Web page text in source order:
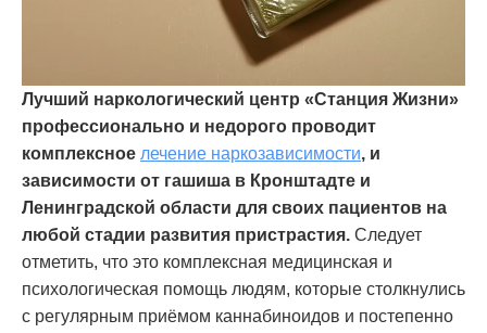
Лучший наркологический центр «Станция Жизни»
профессионально и недорого проводит
комплексное лечение наркозависимости, и
зависимости от гашиша в Кронштадте и
Ленинградской области для своих пациентов на
любой стадии развития пристрастия. Следует
отметить, что это комплексная медицинская и
психологическая помощь людям, которые столкнулись
с регулярным приёмом каннабиноидов и постепенно